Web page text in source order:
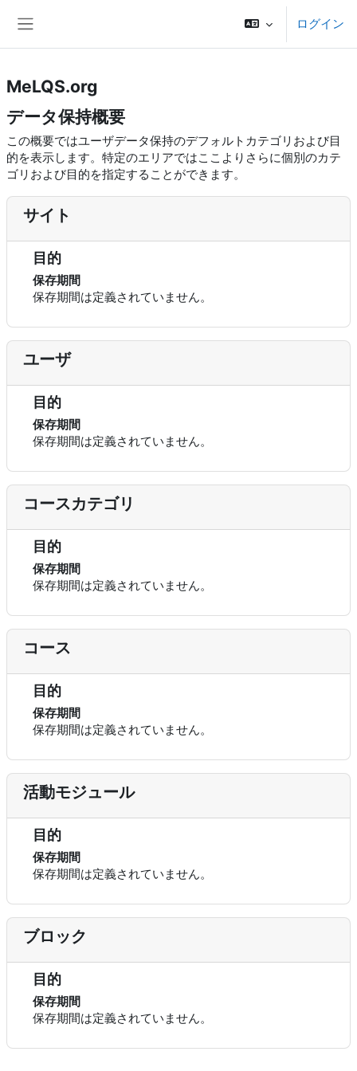
ログイン
MeLQS.org
データ保持概要
この概要ではユーザデータ保持のデフォルトカテゴリおよび目
的を表示します。特定のエリアではここよりさらに個別のカテ
ゴリおよび目的を指定することができます。
サイト
目的
保存期間
保存期間は定義されていません。
ユーザ
目的
保存期間
保存期間は定義されていません。
コースカテゴリ
目的
保存期間
保存期間は定義されていません。
コース
目的
保存期間
保存期間は定義されていません。
活動モジュール
目的
保存期間
保存期間は定義されていません。
ブロック
目的
保存期間
保存期間は定義されていません。